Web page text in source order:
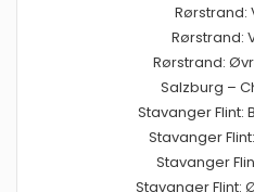
Rørstrand:
Rørstrand:
Rørstrand:
Salzburg –
Stavanger Flint:
Stavanger
Stavanger
Stavanger Flint: